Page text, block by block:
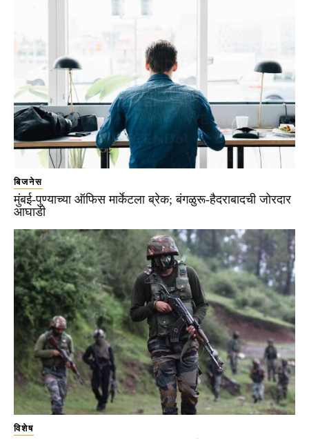
बिजनेस
मुंबई-पुण्याच्या ऑफिस मार्केटला ब्रेक; बंगळुरू-हैदराबादची जोरदार
आघाडी
विशेष